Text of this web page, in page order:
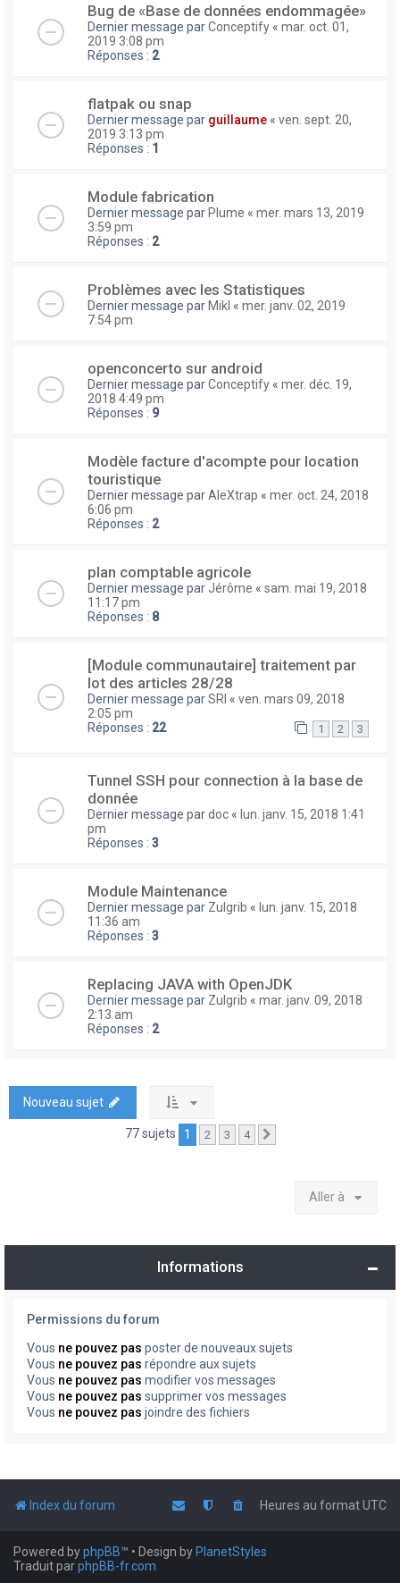
Bug de «Base de données endommagée»
Dernier message parConceptify « mar. oct. 01,
2019 3:08 pm
Réponses : 2
flatpak ou snap
Dernier message par guillaume « ven. sept. 20,
2019 3:13 pm
Réponses : 1
Module fabrication
Dernier message parPlume « mer. mars 13, 2019
3:59 pm
Réponses : 2
Problèmes avec les Statistiques
Dernier message parMikl « mer. janv. 02, 2019
7:54 pm
openconcerto sur android
Dernier message parConceptify « mer. déc. 19,
2018 4:49 pm
Réponses : 9
Modèle facture d'acompte pour location
touristique
Dernier message parAleXtrap « mer. oct. 24, 2018
6:06 pm
Réponses : 2
plan comptable agricole
Dernier message par Jérôme « sam. mai 19, 2018
11:17 pm
Réponses : 8
[Module communautaire] traitement par
lot des articles 28/28
Dernier message parSRI « ven. mars 09, 2018
2:05 pm
Réponses : 22 1 2 3
Tunnel SSH pour connection à la base de
donnée
Dernier message pardoc « lun. janv. 15, 2018 1:41
pm
Réponses : 3
Module Maintenance
Dernier message par Zulgrib « lun. janv. 15, 2018
11:36 am
Réponses : 3
Replacing JAVA with OpenJDK
Dernier message par Zulgrib « mar. janv. 09, 2018
2:13 am
Réponses : 2
Nouveau sujet
77 sujets 1 2 3 4
Aller à
Informations
Permissions du forum
Vous ne pouvez pas poster de nouveaux sujets
Vous ne pouvez pas répondre aux sujets
Vous ne pouvez pas modifier vos messages
Vous ne pouvez pas supprimer vos messages
Vous ne pouvez pas joindre des fichiers
Index du forum Heures au formatUTC
Powered byphpBB™ • Design by PlanetStyles
Traduit parphpBB-fr.com